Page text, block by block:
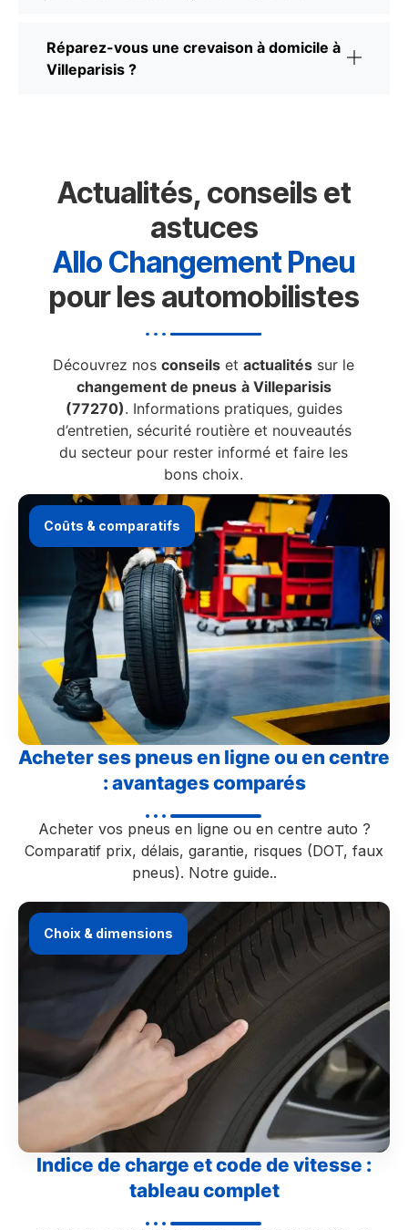
Réparez-vous une crevaison à domicile à
Villeparisis ?
Actualités, conseils et
astuces
Allo Changement Pneu
pour les automobilistes
Découvrez nosconseils etactualités sur le
changement de pneus à Villeparisis
(77270). Informations pratiques, guides
d’entretien, sécurité routière et nouveautés
du secteur pour rester informé et faire les
bons choix.
Coûts & comparatifs
Acheter ses pneus en ligne ou en centre
: avantages comparés
Acheter vos pneus en ligne ou en centre auto ?
Comparatif prix, délais, garantie, risques (DOT, faux
pneus). Notre guide..
Choix & dimensions
Indice de charge et code de vitesse :
tableau complet